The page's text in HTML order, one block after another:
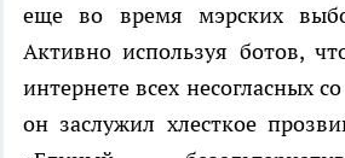
еще во время мэрских
Активно используя ботов,
интернете всех несогласных
он заслужил хлесткое